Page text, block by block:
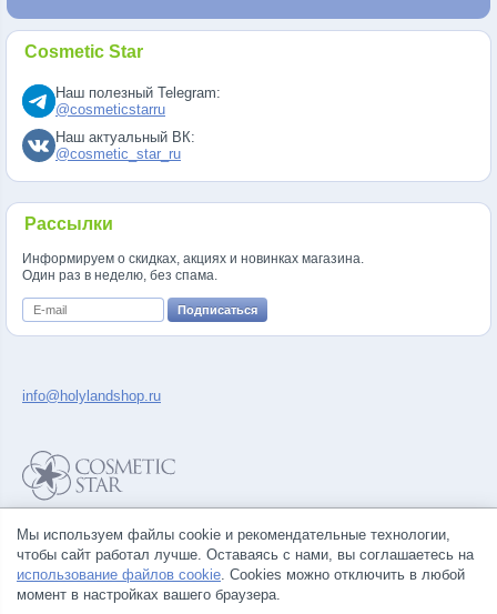
Cosmetic Star
Наш полезный Telegram:
@cosmeticstarru
Наш актуальный ВК:
@cosmetic_star_ru
Рассылки
Информируем о скидках, акциях и новинках магазина.
Один раз в неделю, без спама.
Правила продажи товаров
Согласие на обработку персональных данных
info@holylandshop.ru
Мы используем файлы cookie и рекомендательные технологии,
чтобы сайт работал лучше. Оставаясь с нами, вы соглашаетесь на
использование файлов cookie. Cookies можно отключить в любой
момент в настройках вашего браузера.